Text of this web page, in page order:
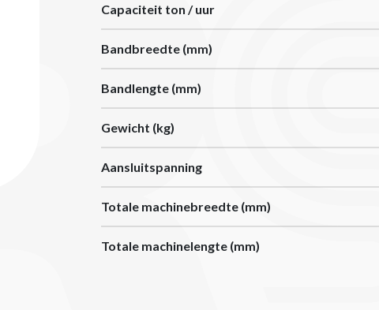
Capaciteit ton / uur
Bandbreedte (mm)
Bandlengte (mm)
Gewicht (kg)
Aansluitspanning
Totale machinebreedte (mm)
Totale machinelengte (mm)